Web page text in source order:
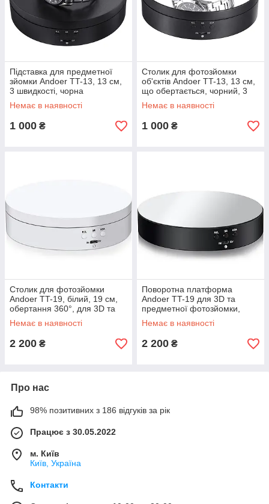
Підставка для предметної
зйомки Andoer TT-13, 13 см,
3 швидкості, чорна
GoodPlace -worry-free-
shopping-
Немає в наявності
1 000 ₴
Столик для фотозйомки
об'єктів Andoer TT-13, 13 см,
що обертається, чорний, 3
швидкості, дзеркальний
GoodPlace
Немає в наявності
1 000 ₴
Столик для фотозйомки
Andoer TT-19, білий, 19 см,
обертання 360°, для 3D та
предметних фото GoodPlace
-worry-free-shopping-
Немає в наявності
2 200 ₴
Поворотна платформа
Andoer TT-19 для 3D та
предметної фотозйомки,
360°, 19 см, чорна,
дзеркальна GoodPlace -
Немає в наявності
2 200 ₴
Про нас
98% позитивних з 186 відгуків за рік
Працює з 30.05.2022
м. Київ
Київ, Україна
Контакти